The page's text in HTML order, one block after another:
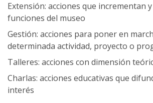
Extensión: acciones que incrementan
funciones del museo
Gestión: acciones para poner en
determinada actividad, proyecto o
Talleres: acciones con dimensión
Charlas: acciones educativas que
interés